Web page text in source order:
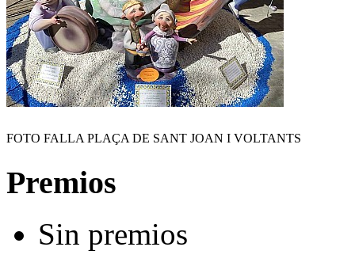
FOTO FALLA PLAÇA DE SANT JOAN I VOLTANTS
Premios
Sin premios